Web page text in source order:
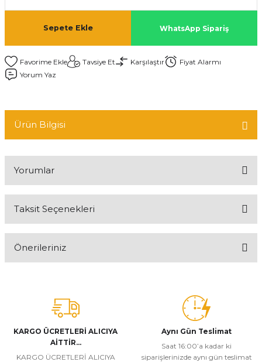
Sepete Ekle WhatsApp Sipariş
Tavsiye Et Karşılaştır
Fiyat Alarmı
Yorum Yaz
Ürün Bilgisi
Yorumlar
Taksit Seçenekleri
Önerileriniz
tarafımıza iletebilirsiniz.
Görüş ve önerileriniz için teşekkür ederiz.
Ürün resmi kalitesiz, bozuk veya görüntülenemiyor.
Ürün açıklamasında eksik bilgiler bulunuyor.
KARGO ÜCRETLERİ ALICIYA
AİTTİR...
KARGO ÜCRETLERİ ALICIYA
Aynı Gün Teslimat
Saat 16:00’a kadar ki
siparişlerinizde aynı gün teslimat